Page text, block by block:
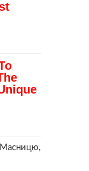
Масницю,